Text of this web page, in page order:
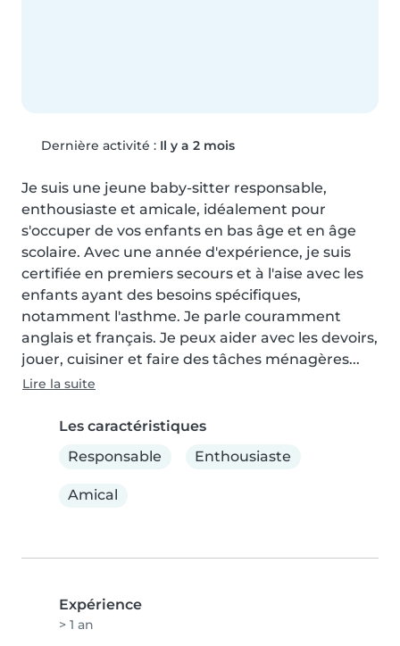
Dernière activité : Il y a 2 mois
Je suis une jeune baby-sitter responsable,
enthousiaste et amicale, idéalement pour
s'occuper de vos enfants en bas âge et en âge
scolaire. Avec une année d'expérience, je suis
certifiée en premiers secours et à l'aise avec les
enfants ayant des besoins spécifiques,
notamment l'asthme. Je parle couramment
anglais et français. Je peux aider avec les devoirs,
jouer, cuisiner et faire des tâches ménagères...
Lire la suite
Les caractéristiques
Responsable
Enthousiaste
Amical
Expérience
> 1 an